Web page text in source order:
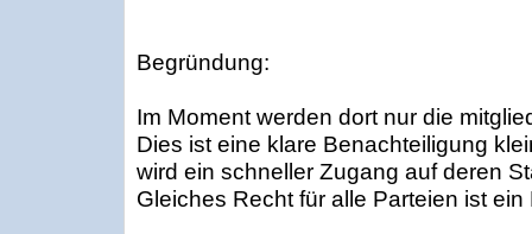
Begründung:
Im Moment werden dort nur die
Dies ist eine klare Benachteiligung
wird ein schneller Zugang auf deren
Gleiches Recht für alle Parteien ist ein